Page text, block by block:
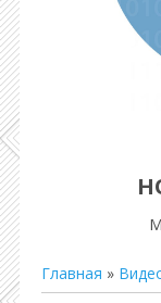
Главная »